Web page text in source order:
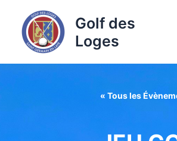
contenu
Golf des
Loges
« Tous les